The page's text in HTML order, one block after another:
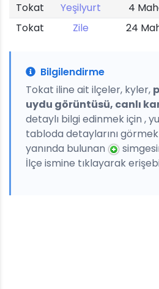
Tokat
Yeşilyurt 4
Tokat
Zile 24
Bilgilendirme
Tokat iline ait ilçeler, kyler,
uydu görüntüsü, canlı
detaylı bilgi edinmek için ,
tabloda detaylarını
yanında bulunan
İlçe ismine tıklayarak